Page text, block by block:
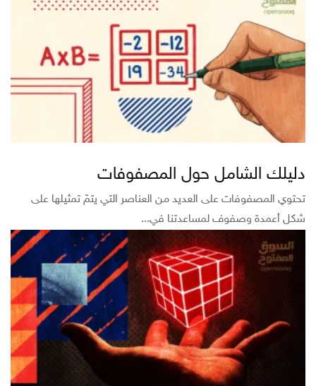
دليلك الشامل حول المصفوفات
تحتوي المصفوفات على العديد من العناصر التي يتمّ تمثيلها على
شكل أعمدة وصفوف لمساعدتنا في...